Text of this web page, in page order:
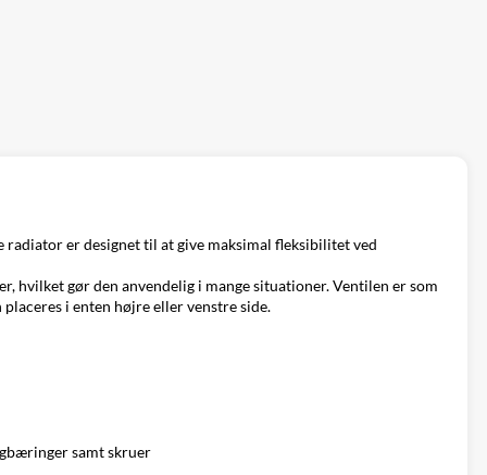
er designet til at give maksimal fleksibilitet ved
hvilket gør den anvendelig i mange situationer. Ventilen er som
i enten højre eller venstre side.
samt skruer